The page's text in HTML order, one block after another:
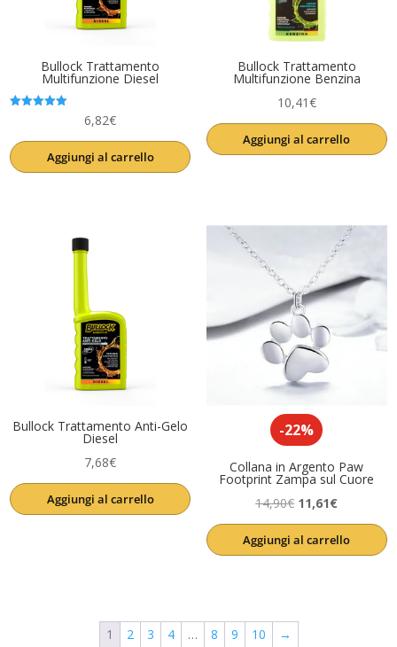
Bullock Trattamento
Multifunzione Diesel
6,82€
Aggiungi al carrello
Bullock Trattamento
Multifunzione Benzina
10,41€
Aggiungi al carrello
Bullock Trattamento Anti-Gelo
Diesel
7,68€
Aggiungi al carrello
-22%
Collana in Argento Paw
Footprint Zampa sul Cuore
14,90€ Il
prezzo
originale
11,61€Il
prezzo
attuale
Aggiungi al carrello
1 2 3 4 … 8 9 10 →